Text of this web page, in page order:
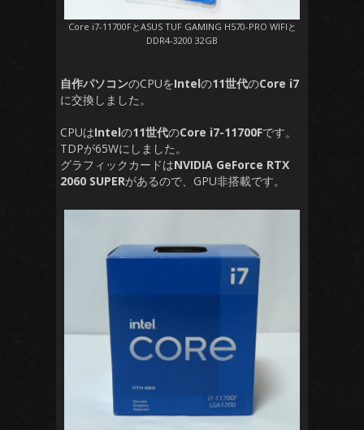
Core i7-11700FとASUS TUF GAMING H570-PRO WIFIと
DDR4-3200 32GB
自作パソコンのCPUをIntelの11世代のCore i7
に交換しました。
CPUはIntelの11世代のCore i7-11700Fです。
TDPが65Wにしました。
グラフィックカードはNVIDIA GeForce RTX
2060 SUPERがあるので、GPU非搭載です。